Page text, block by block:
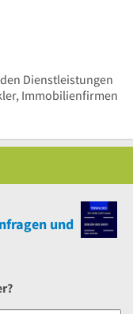
Dienstleistungen
Immobilienfirmen
und